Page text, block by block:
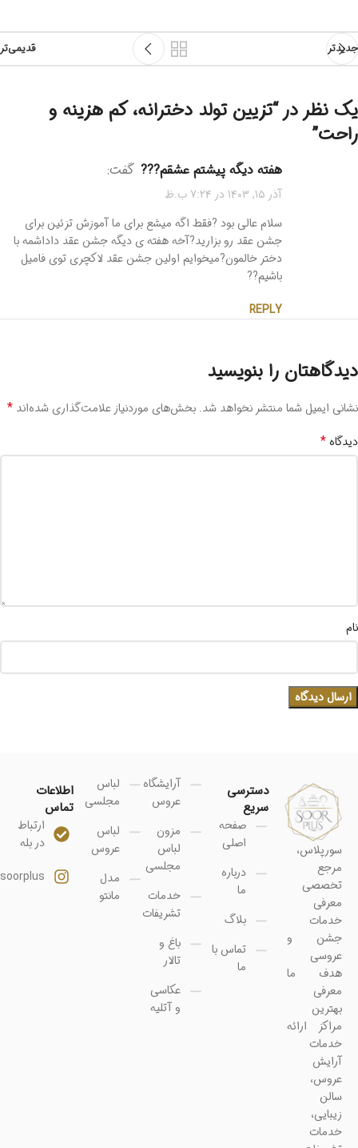
جدیدتر قدیمی‌تر
یک نظر در “تزیین تولد دخترانه، کم هزینه و
راحت”
هفته دیگه پیشتم عشقم??? گفت:
آذر ۱۵, ۱۴۰۳ در ۷:۲۴ ب.ظ
سلام عالی بود ?فقط اگه میشع برای ما آموزش تزئین برای
جشن عقد رو بزارید?آخه هفته ی دیگه جشن عقد داداشمه با
دختر خالمون?میخوایم اولین جشن عقد لاکچری توی فامیل
باشیم??
REPLY
دیدگاهتان را بنویسید
نشانی ایمیل شما منتشر نخواهد شد. بخش‌های موردنیاز علامت‌گذاری شده‌اند *
دیدگاه*
نام
سورپلاس،
مرجع
تخصصی
معرفی
خدمات
جشن و
عروسی
هدف ما
معرفی
بهترین
مراکز ارائه
خدمات
آرایش
عروس،
سالن
زیبایی،
خدمات
دسترسی
سریع
صفحه
اصلی
درباره
ما
بلاگ
تماس با
ما
آرایشگاه
عروس
مزون
لباس
مجلسی
خدمات
تشریفات
باغ و
تالار
عکاسی
و آتلیه
لباس
مجلسی
لباس
عروس
مدل
مانتو
اطلاعات
تماس
ارتباط
در بله
soorplus@